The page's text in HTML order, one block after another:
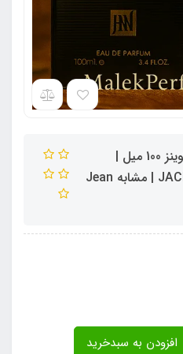
ادکلن له میل له پرفیوم جکوینز 100 میل |
JACKWINS Le Male Parfum | مشابه Jean